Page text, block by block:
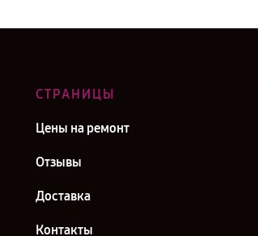
СТРАНИЦЫ
Цены на ремонт
Отзывы
Доставка
Контакты